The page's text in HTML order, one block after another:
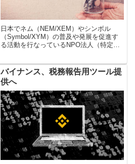
日本でネム（NEM/XEM）やシンボル
（Symbol/XYM）の普及や発展を促進す
る活動を行なっているNPO法人（特定非
NEM/Symbolのコア […]
バイナンス、税務報告用ツール提
供へ